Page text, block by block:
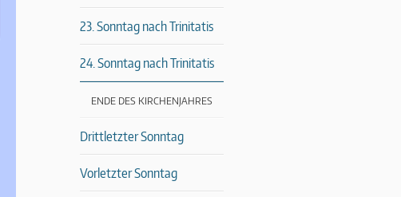
23. Sonntag nach Trinitatis
24. Sonntag nach Trinitatis
ENDE DES KIRCHENJAHRES
Drittletzter Sonntag
Vorletzter Sonntag